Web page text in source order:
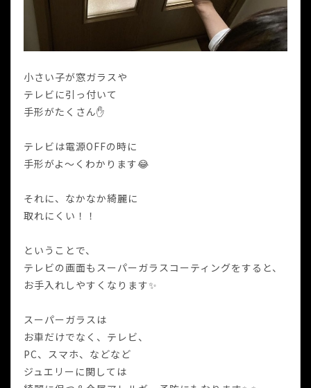
小さい子が窓ガラスや
テレビに引っ付いて
手形がたくさん✋
テレビは電源OFFの時に
手形がよ〜くわかります😂
それに、なかなか綺麗に
取れにくい！！
ということで、
テレビの画面もスーパーガラスコーティングをすると、
お手入れしやすくなります✨
スーパーガラスは
お車だけでなく、テレビ、
PC、スマホ、などなど
ジュエリーに関しては